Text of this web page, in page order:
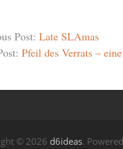
Post: Late SLAmas
Pfeil des Verrats –
© 2026 d6ideas.